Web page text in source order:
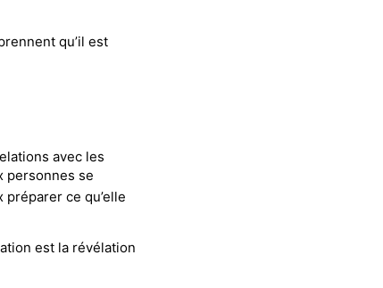
qu’il est
avec les
personnes se
préparer ce qu’elle
est la révélation